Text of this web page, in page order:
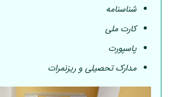
شناسنامه
کارت ملی
پاسپورت
مدارک تحصیلی و ریزنمرات